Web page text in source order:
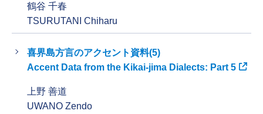
鶴谷 千春
TSURUTANI Chiharu
喜界島方言のアクセント資料(5)
Accent Data from the Kikai-jima Dialects: Part 5
上野 善道
UWANO Zendo